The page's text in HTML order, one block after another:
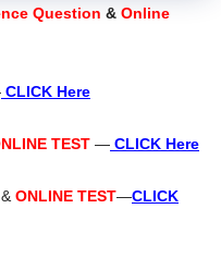
Question & Online
CLICK Here
TEST — CLICK Here
ONLINE TEST—CLICK